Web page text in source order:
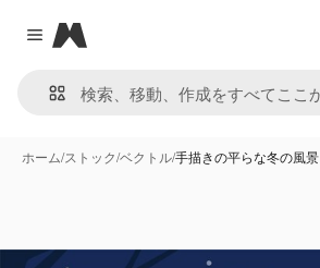
Close menu
Magnific
ホーム/ストック/ベクトル/手描きの平らな冬の風景